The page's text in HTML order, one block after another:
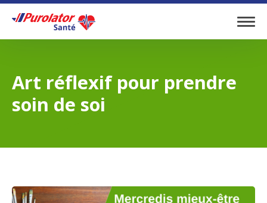
Home
Art réflexif pour prendre
soin de soi